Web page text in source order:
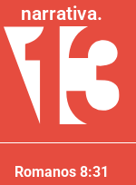
narrativa.
Romanos 8:31